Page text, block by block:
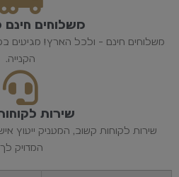
משלוחים
משלוחים חינם - ולכל הארץ! מגיעים
הקנייה.
שירות
שירות לקוחות קשוב, המעניק ייעוץ
המדויק